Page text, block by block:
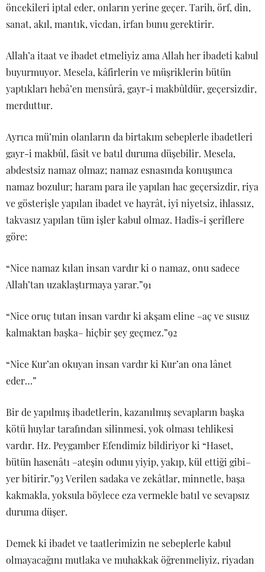
öncekileri iptal eder, onların yerine geçer. Tarih, örf, din,
sanat, akıl, mantık, vicdan, irfan bunu gerektirir.
Allah’a itaat ve ibadet etmeliyiz ama Allah her ibadeti kabul
buyurmuyor. Mesela, kâfirlerin ve müşriklerin bütün
yaptıkları hebâ’en mensûrâ, gayr-i makbûldür, geçersizdir,
merduttur.
Ayrıca mü’min olanların da birtakım sebeplerle ibadetleri
gayr-i makbûl, fâsit ve batıl duruma düşebilir. Mesela,
abdestsiz namaz olmaz; namaz esnasında konuşunca
namaz bozulur; haram para ile yapılan hac geçersizdir, riya
ve gösterişle yapılan ibadet ve hayrât, iyi niyetsiz, ihlassız,
takvasız yapılan tüm işler kabul olmaz. Hadîs-i şerîflere
göre:
“Nice namaz kılan insan vardır ki o namaz, onu sadece
Allah’tan uzaklaştırmaya yarar.”91
“Nice oruç tutan insan vardır ki akşam eline –aç ve susuz
kalmaktan başka– hiçbir şey geçmez.”92
“Nice Kur’an okuyan insan vardır ki Kur’an ona lânet
eder…”
Bir de yapılmış ibadetlerin, kazanılmış sevapların başka
kötü huylar tarafından silinmesi, yok olması tehlikesi
vardır. Hz. Peygamber Efendimiz bildiriyor ki “Haset,
bütün hasenâtı –ateşin odunu yiyip, yakıp, kül ettiği gibi–
yer bitirir.”93 Verilen sadaka ve zekâtlar, minnetle, başa
kakmakla, yoksula böylece eza vermekle batıl ve sevapsız
duruma düşer.
Demek ki ibadet ve taatlerimizin ne sebeplerle kabul
olmayacağını mutlaka ve muhakkak öğrenmeliyiz, riyadan